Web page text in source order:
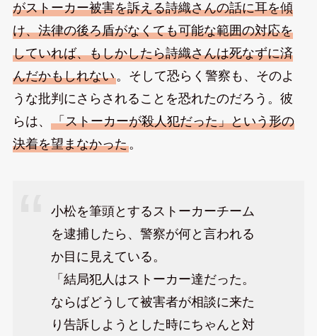
がストーカー被害を訴える詩織さんの話に耳を傾
け、法律の後ろ盾がなくても可能な範囲の対応を
していれば、もしかしたら詩織さんは死なずに済
んだかもしれない。そして恐らく警察も、そのよ
うな批判にさらされることを恐れたのだろう。彼
らは、 「ストーカーが殺人犯だった」という形の
決着を望まなかった。
小松を筆頭とするストーカーチーム
を逮捕したら、警察が何と言われる
か目に見えている。
「結局犯人はストーカー達だった。
ならばどうして被害者が相談に来た
り告訴しようとした時にちゃんと対